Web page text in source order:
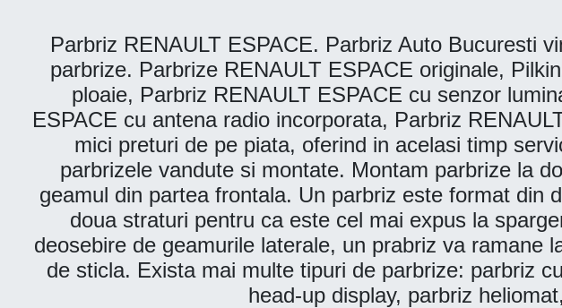
Parbriz RENAULT ESPACE. Parbriz Auto Bucuresti
parbrize. Parbrize RENAULT ESPACE originale,
ploaie, Parbriz RENAULT ESPACE cu senzor
ESPACE cu antena radio incorporata, Parbriz
mici preturi de pe piata, oferind in acelasi timp
parbrizele vandute si montate. Montam parbrize la
geamul din partea frontala. Un parbriz este format din
doua straturi pentru ca este cel mai expus la
deosebire de geamurile laterale, un prabriz va ramane
de sticla. Exista mai multe tipuri de parbrize: parbriz
head-up display, parbriz